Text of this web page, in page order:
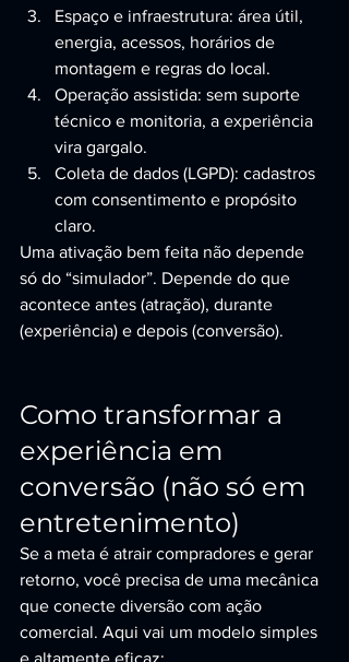
Espaço e infraestrutura: área útil,
energia, acessos, horários de
montagem e regras do local.
Operação assistida: sem suporte
técnico e monitoria, a experiência
vira gargalo.
Coleta de dados (LGPD): cadastros
com consentimento e propósito
claro.
Uma ativação bem feita não depende
só do “simulador”. Depende do que
acontece antes (atração), durante
(experiência) e depois (conversão).
Como transformar a
experiência em
conversão (não só em
entretenimento)
Se a meta é atrair compradores e gerar
retorno, você precisa de uma mecânica
que conecte diversão com ação
comercial. Aqui vai um modelo simples
e altamente eficaz: